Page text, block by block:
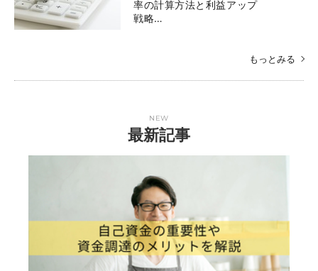
率の計算方法と利益アップ
戦略…
もっとみる
NEW
最新記事